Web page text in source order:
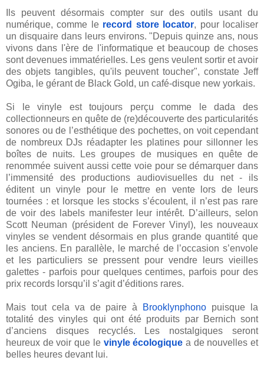
Ils peuvent désormais compter sur des outils usant du
numérique, comme le record store locator, pour localiser
un disquaire dans leurs environs. "Depuis quinze ans, nous
vivons dans l'ère de l'informatique et beaucoup de choses
sont devenues immatérielles. Les gens veulent sortir et avoir
des objets tangibles, qu'ils peuvent toucher", constate Jeff
Ogiba, le gérant de Black Gold, un café-disque new yorkais.
Si le vinyle est toujours perçu comme le dada des
collectionneurs en quête de (re)découverte des particularités
sonores ou de l’esthétique des pochettes, on voit cependant
de nombreux DJs réadapter les platines pour sillonner les
boîtes de nuits. Les groupes de musiques en quête de
renommée suivent aussi cette voie pour se démarquer dans
l’immensité des productions audiovisuelles du net - ils
éditent un vinyle pour le mettre en vente lors de leurs
tournées : et lorsque les stocks s’écoulent, il n’est pas rare
de voir des labels manifester leur intérêt. D’ailleurs, selon
Scott Neuman (président de Forever Vinyl), les nouveaux
vinyles se vendent désormais en plus grande quantité que
les anciens. En parallèle, le marché de l’occasion s’envole
et les particuliers se pressent pour vendre leurs vieilles
galettes - parfois pour quelques centimes, parfois pour des
prix records lorsqu’il s’agit d’éditions rares.
Mais tout cela va de paire à Brooklynphono puisque la
totalité des vinyles qui ont été produits par Bernich sont
d’anciens disques recyclés. Les nostalgiques seront
heureux de voir que le vinyle écologique a de nouvelles et
belles heures devant lui.